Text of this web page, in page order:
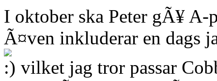
I oktober ska Peter gÃ¥
Ã¤ven inkluderar en dags
vilket jag tror passar